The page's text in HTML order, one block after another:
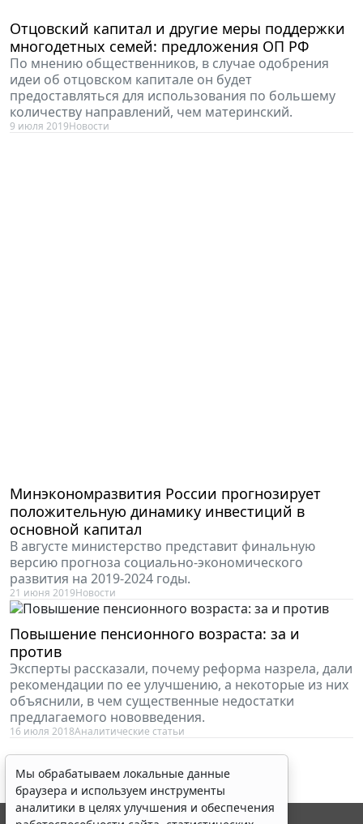
Отцовский капитал и другие меры поддержки
многодетных семей: предложения ОП РФ
По мнению общественников, в случае одобрения
идеи об отцовском капитале он будет
предоставляться для использования по большему
количеству направлений, чем материнский.
9 июля 2019Новости
Минэкономразвития России прогнозирует
положительную динамику инвестиций в
основной капитал
В августе министерство представит финальную
версию прогноза социально-экономического
развития на 2019-2024 годы.
21 июня 2019Новости
Повышение пенсионного возраста: за и
против
Эксперты рассказали, почему реформа назрела, дали
рекомендации по ее улучшению, а некоторые из них
объяснили, в чем существенные недостатки
предлагаемого нововведения.
16 июля 2018Аналитические статьи
Мы обрабатываем локальные данные
браузера и используем инструменты
аналитики в целях улучшения и обеспечения